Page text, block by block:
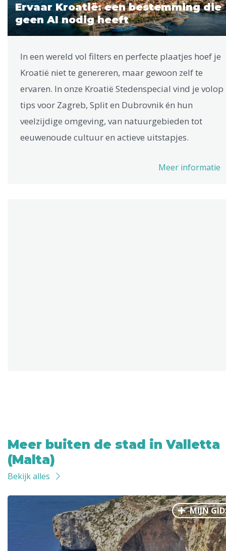
Ervaar Kroatië: een bestemming die
geen AI nodig heeft
In een wereld vol filters en perfecte plaatjes hoef je
Kroatië niet te genereren, maar gewoon zelf te
ervaren. In onze Kroatië Stedenspecial vind je volop
tips voor Zagreb, Split en Dubrovnik én hun
veelzijdige omgeving, van natuurgebieden tot
eeuwenoude cultuur en actieve uitstapjes.
Meer informatie
Meer buiten de stad in Valletta
(Malta)
Bekijk alles
MIJN